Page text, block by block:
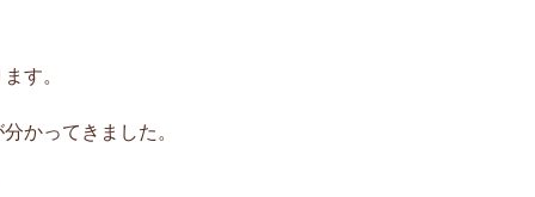
す。
かってきました。